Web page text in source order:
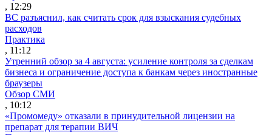
, 12:29
ВС разъяснил, как считать срок для взыскания судебных
расходов
Практика
, 11:12
Утренний обзор за 4 августа: усиление контроля за сделкам
бизнеса и ограничение доступа к банкам через иностранные
браузеры
Обзор СМИ
, 10:12
«Промомеду» отказали в принудительной лицензии на
препарат для терапии ВИЧ